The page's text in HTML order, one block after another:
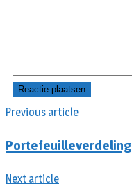
Previous article
Next article